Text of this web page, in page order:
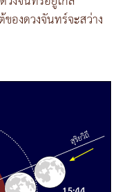
องดวงจันทร์จะสว่าง